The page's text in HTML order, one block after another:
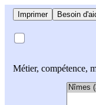
Imprimer Besoin
Métier, compétence,